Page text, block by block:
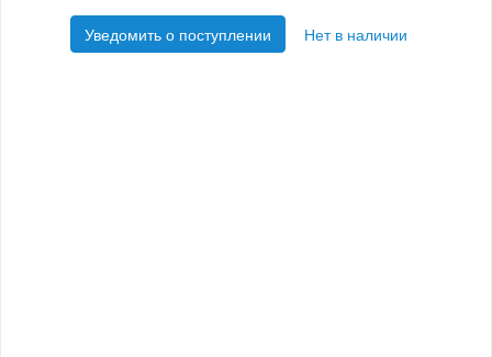
Уведомить о поступлении Нет в наличии